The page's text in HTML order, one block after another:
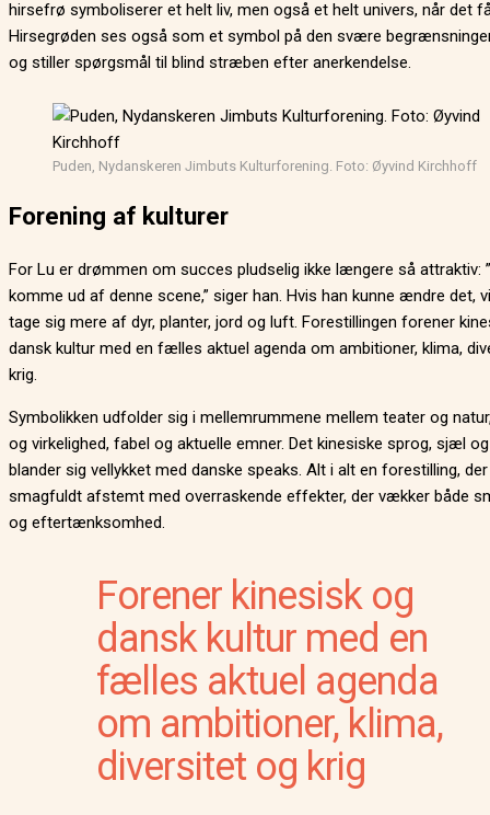
hirsefrø symboliserer et helt liv, men også et helt univers, når det
Hirsegrøden ses også som et symbol på den svære
og stiller spørgsmål til blind stræben efter anerkendelse.
Puden, Nydanskeren Jimbuts Kulturforening. Foto: Øyvind Kirchhoff
Forening af kulturer
For Lu er drømmen om succes pludselig ikke længere så attraktiv:
komme ud af denne scene,” siger han. Hvis han kunne ændre det,
tage sig mere af dyr, planter, jord og luft. Forestillingen forener
dansk kultur med en fælles aktuel agenda om ambitioner, klima,
krig.
Symbolikken udfolder sig i mellemrummene mellem teater og
og virkelighed, fabel og aktuelle emner. Det kinesiske sprog, sjæl
blander sig vellykket med danske speaks. Alt i alt en forestilling,
smagfuldt afstemt med overraskende effekter, der vækker både
og eftertænksomhed.
Forener kinesisk og
dansk kultur med en
fælles aktuel agenda
om ambitioner, klima,
diversitet og krig